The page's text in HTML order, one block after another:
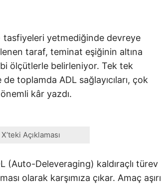
tasfiyeleri yetmediğinde devreye
taraf, teminat eşiğinin altına
ölçütlerle belirleniyor. Tek tek
toplamda ADL sağlayıcıları, çok
kâr yazdı.
Açıklaması
(Auto-Deleveraging) kaldıraçlı türev
olarak karşımıza çıkar. Amaç aşırı